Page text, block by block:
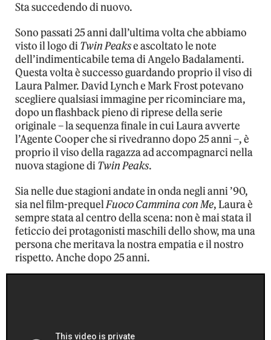
Sta succedendo di nuovo.
Sono passati 25 anni dall’ultima volta che abbiamo
visto il logo diTwin Peakse ascoltato le note
dell’indimenticabile tema di Angelo Badalamenti.
Questa volta è successo guardando proprio il viso di
Laura Palmer. David Lynch e Mark Frost potevano
scegliere qualsiasi immagine per ricominciare ma,
dopo un flashback pieno di riprese della serie
originale – la sequenza finale in cui Laura avverte
l’Agente Cooper che si rivedranno dopo 25 anni –, è
proprio il viso della ragazza ad accompagnarci nella
nuova stagione diTwin Peaks.
Sia nelle due stagioni andate in onda negli anni ’90,
sia nel film-prequelFuoco Cammina con Me, Laura è
sempre stata al centro della scena: non è mai stata il
feticcio dei protagonisti maschili dello show, ma una
persona che meritava la nostra empatia e il nostro
rispetto. Anche dopo 25 anni.